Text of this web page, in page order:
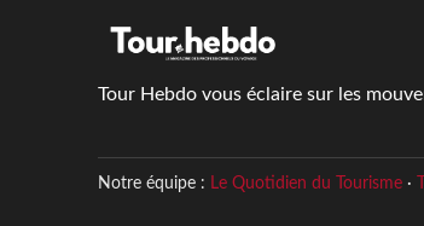
Tour Hebdo vous éclaire sur les
Notre équipe : Le Quotidien du Tourisme·